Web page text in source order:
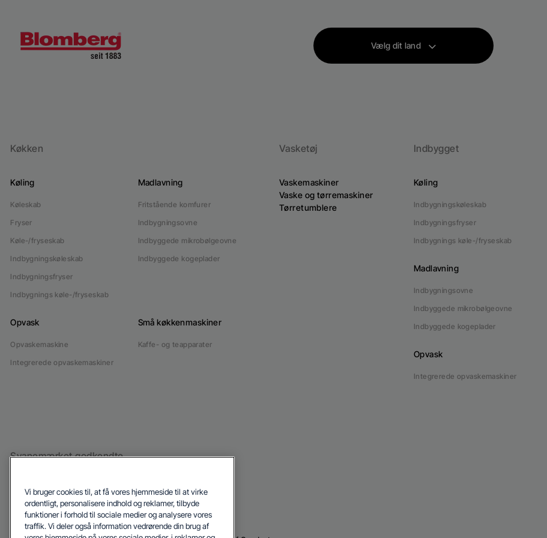
Vælg dit land
Køkken
Køling
Køleskab
Fryser
Køle-/fryseskab
Indbygningskøleskab
Indbygningsfryser
Indbygnings køle-/fryseskab
Madlavning
Fritstående komfurer
Indbygningsovne
Indbyggede mikrobølgeovne
Indbyggede kogeplader
Opvask
Opvaskemaskine
Integrerede opvaskemaskiner
Små køkkenmaskiner
Kaffe- og teapparater
Vasketøj
Vaskemaskiner
Vaske og tørremaskiner
Tørretumblere
Indbygget
Køling
Indbygningskøleskab
Indbygningsfryser
Indbygnings køle-/fryseskab
Madlavning
Indbygningsovne
Indbyggede mikrobølgeovne
Indbyggede kogeplader
Opvask
Integrerede opvaskemaskiner
Svanemærket godkendte
Vi bruger cookies til, at få vores hjemmeside til at virke
ordentligt, personalisere indhold og reklamer, tilbyde
funktioner i forhold til sociale medier og analysere vores
traffik. Vi deler også information vedrørende din brug af